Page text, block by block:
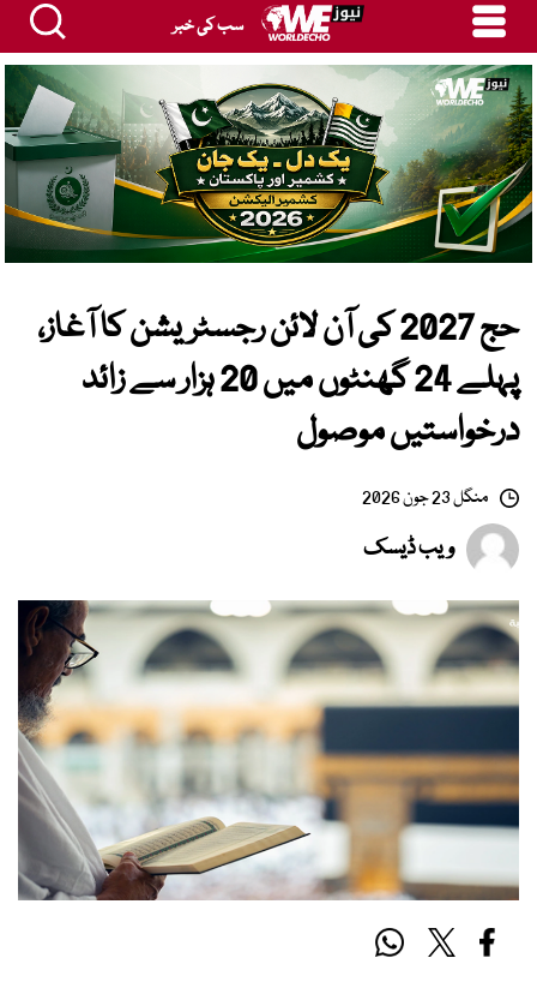
سب کی خبر
حج 2027 کی آن لائن رجسٹریشن کا آغاز،
پہلے 24 گھنٹوں میں 20 ہزار سے زائد
درخواستیں موصول
منگل 23 جون 2026
ویب ڈیسک